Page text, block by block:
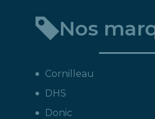
Nos
Cornilleau
DHS
Donic